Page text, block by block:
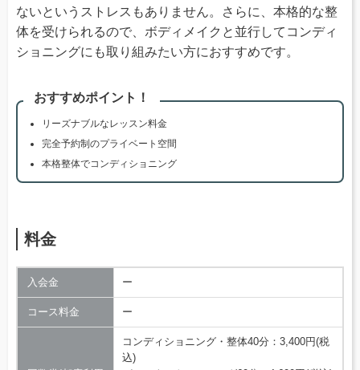
ないというストレスもありません。さらに、本格的な整
体を受けられるので、ボディメイクと並行してコンディ
ショニングにも取り組みたい方におすすめです。
おすすめポイント！
リーズナブルなレッスン料金
完全予約制のプライベート空間
本格整体でコンディショニング
料金
入会金 ー
コース料金 ー
コンディショニング・整体40分：3,400円(税
込)